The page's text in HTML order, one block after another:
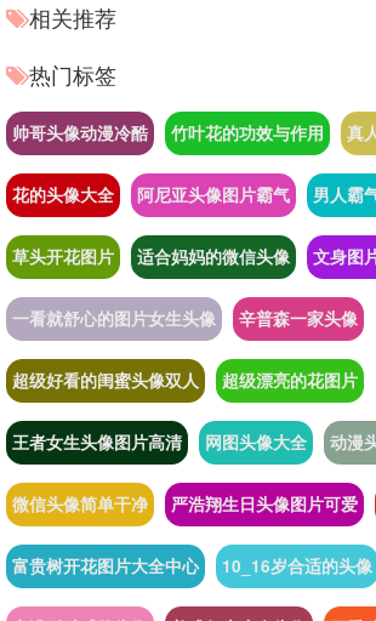
相关推荐
热门标签
帅哥头像动漫冷酷 竹叶花的功效与作用 真
花的头像大全 阿尼亚头像图片霸气 男人霸
草头开花图片 适合妈妈的微信头像 文身图
一看就舒心的图片女生头像 辛普森一家头像
超级好看的闺蜜头像双人 超级漂亮的花图片
王者女生头像图片高清 网图头像大全 动漫
微信头像简单干净 严浩翔生日头像图片可爱
富贵树开花图片大全中心 10_16岁合适的头像